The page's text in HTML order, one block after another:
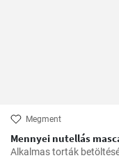
Megment
Mennyei nutellás
Alkalmas torták